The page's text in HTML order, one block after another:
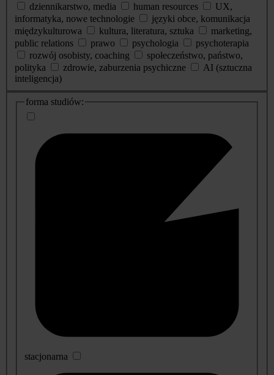
dziennikarstwo, media
human resources
UX,
informatyka, nowe technologie
języki obce, komunikacja
międzykulturowa
kultura, literatura, sztuka
marketing,
public relations
prawo psychologia
psychoterapia
rozwój osobisty, coaching
społeczeństwo, państwo,
polityka
zdrowie, zaburzenia psychiczne
AI (sztuczna
inteligencja)
dodatkowe
informacje
forma studiów:
stacjonarna